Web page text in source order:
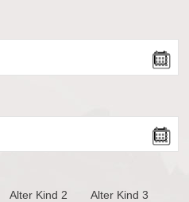
Alter Kind 2 Alter Kind 3